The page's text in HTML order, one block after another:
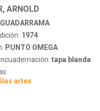
ARNOLD
GUADARRAMA
1974
PUNTO OMEGA
tapa blanda
artes